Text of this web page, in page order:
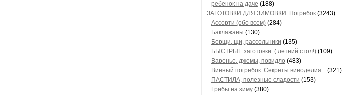
ребенок на даче (188)
ЗАГОТОВКИ ДЛЯ ЗИМОВКИ. Погребок (3243)
Ассорти (обо всем) (284)
Баклажаны (130)
Борщи, щи, рассольники (135)
БЫСТРЫЕ заготовки. ( летний стол!) (109)
Варенье, джемы, повидло (483)
Винный погребок. Секреты виноделия... (321)
ПАСТИЛА, полезные сладости (153)
Грибы на зиму (380)